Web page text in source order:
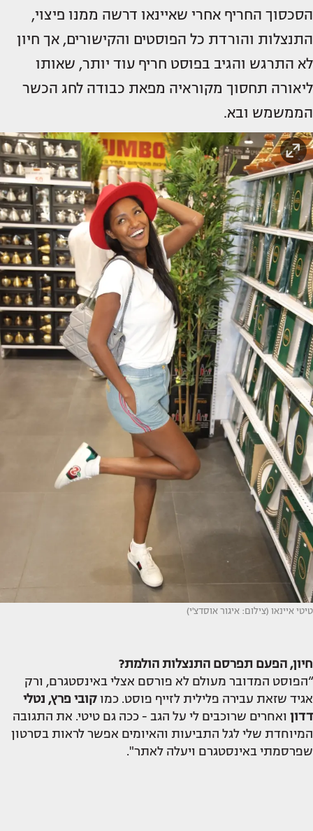
הסכסוך החריף אחרי שאיינאו דרשה ממנו פיצוי,
התנצלות והורדת כל הפוסטים והקישורים, אך חיון
לא התרגש והגיב בפוסט חריף עוד יותר, שאותו
ליאורה תחסוך מקוראיה מפאת כבודה לחג הכשר
הממשמש ובא.
טיטי איינאו (צילום: איגור אוסדצ'י)
חיון, הפעם תפרסם התנצלות הולמת?
“הפוסט המדובר מעולם לא פורסם אצלי באינסטגרם, ורק
אגיד שזאת עבירה פלילית לזייף פוסט. כמו קובי פרץ, נטלי
דדון ואחרים שרוכבים לי על הגב - ככה גם טיטי. את התגובה
המיוחדת שלי לגל התביעות והאיומים אפשר לראות בסרטון
שפרסמתי באינסטגרם ויעלה לאתר".